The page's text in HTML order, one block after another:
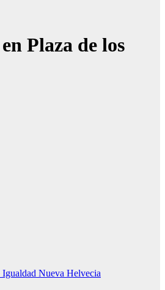
Plaza de los
Nueva Helvecia